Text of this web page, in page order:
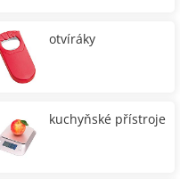
otvíráky
kuchyňské přístroje